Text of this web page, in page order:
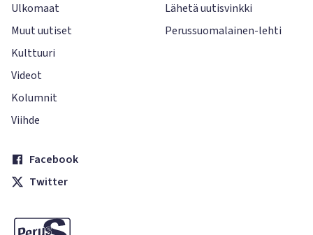
Ulkomaat
Muut uutiset
Kulttuuri
Videot
Kolumnit
Viihde
Lähetä uutisvinkki
Perussuomalainen-lehti
Facebook
Twitter